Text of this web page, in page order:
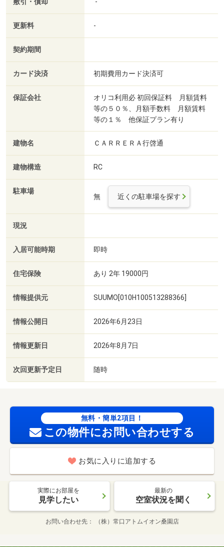
更新料 -
契約期間
カード決済 初期費用カード決済可
保証会社
オリコ利用必 初回保証料 月額賃料
等の５０％、月額手数料 月額賃料
等の１％ 他保証プラン有り
建物名 ＣＡＲＲＥＲＡ行啓通
建物構造 RC
駐車場
無 近くの駐車場を探す
現況
入居可能時期 即時
住宅保険 あり 2年 19000円
情報提供元 SUUMO[010H100513288366]
情報公開日 2026年6月23日
情報更新日 2026年8月7日
次回更新予定日 随時
無料・簡単2項目！
この物件にお問い合わせする
お気に入りに追加する
実際にお部屋を
見学したい
最新の
空室状況を聞く
お問い合わせ先 （株）常口アトムイオン桑園店